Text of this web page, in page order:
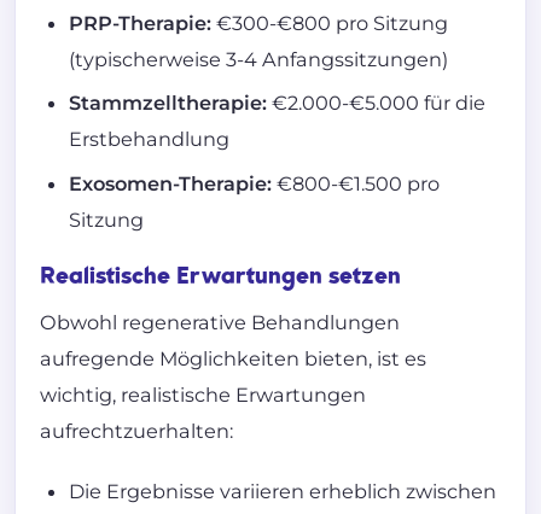
PRP-Therapie: €300-€800 pro Sitzung
(typischerweise 3-4 Anfangssitzungen)
Stammzelltherapie: €2.000-€5.000 für die
Erstbehandlung
Exosomen-Therapie: €800-€1.500 pro
Sitzung
Realistische Erwartungen setzen
Obwohl regenerative Behandlungen
aufregende Möglichkeiten bieten, ist es
wichtig, realistische Erwartungen
aufrechtzuerhalten:
Die Ergebnisse variieren erheblich zwischen